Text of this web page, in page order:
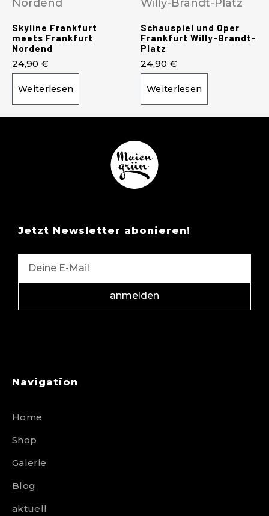
Skyline Frankfurt
meets Frankfurt
Nordend
24,90 €
Weiterlesen
Schauspiel und Oper
Frankfurt Willy-Brandt-
Platz
24,90 €
Weiterlesen
Jetzt Newsletter abonieren!
anmelden
Navigation
Home
Shop
Galerie
Blog
aktuell